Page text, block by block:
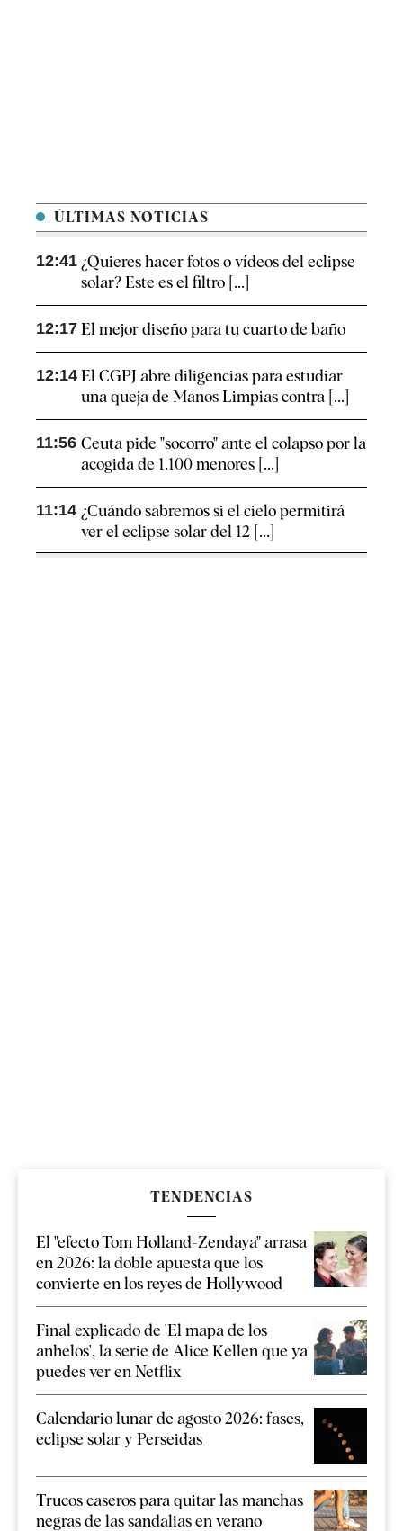
ÚLTIMAS NOTICIAS
12:41 ¿Quieres hacer fotos o vídeos del eclipse
solar? Este es el filtro [...]
12:17 El mejor diseño para tu cuarto de baño
12:14 El CGPJ abre diligencias para estudiar
una queja de Manos Limpias contra [...]
11:56 Ceuta pide "socorro" ante el colapso por la
acogida de 1.100 menores [...]
11:14 ¿Cuándo sabremos si el cielo permitirá
ver el eclipse solar del 12 [...]
TENDENCIAS
El "efecto Tom Holland-Zendaya" arrasa
en 2026: la doble apuesta que los
convierte en los reyes de Hollywood
Final explicado de 'El mapa de los
anhelos', la serie de Alice Kellen que ya
puedes ver en Netflix
Calendario lunar de agosto 2026: fases,
eclipse solar y Perseidas
Trucos caseros para quitar las manchas
negras de las sandalias en verano